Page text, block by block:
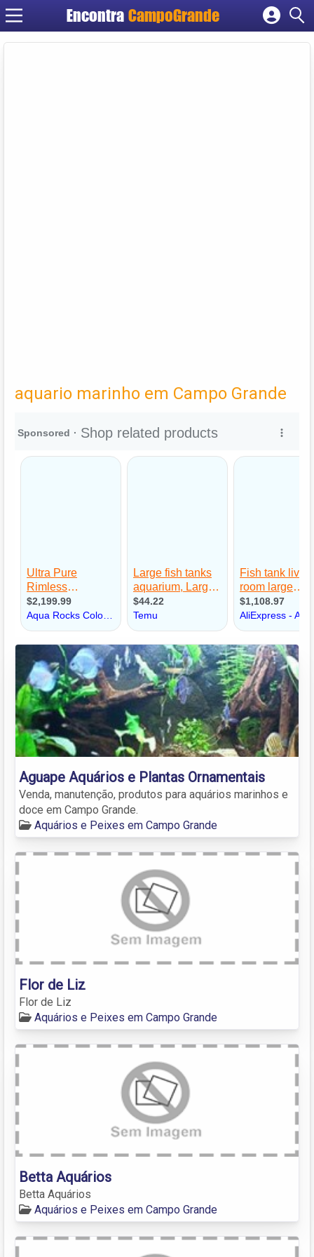
Encontra CampoGrande
Cadastrar empresa
aquario marinho em Campo Grande
Aguape Aquários e Plantas Ornamentais
Venda, manutenção, produtos para aquários marinhos e
doce em Campo Grande.
Aquários e Peixes em Campo Grande
Flor de Liz
Flor de Liz
Aquários e Peixes em Campo Grande
Betta Aquários
Betta Aquários
Aquários e Peixes em Campo Grande